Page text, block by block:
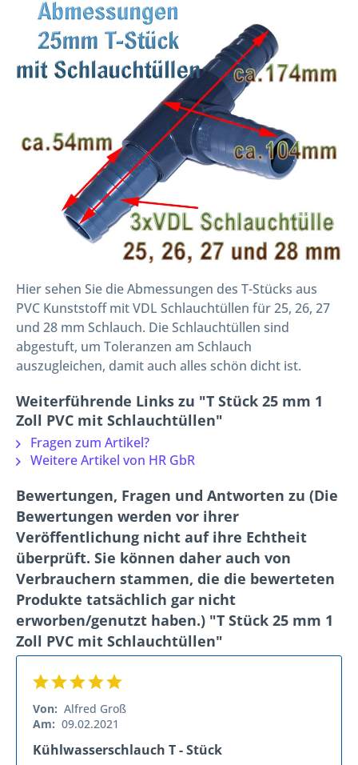
Hier sehen Sie die Abmessungen des T-Stücks aus
PVC Kunststoff mit VDL Schlauchtüllen für 25, 26, 27
und 28 mm Schlauch. Die Schlauchtüllen sind
abgestuft, um Toleranzen am Schlauch
auszugleichen, damit auch alles schön dicht ist.
Weiterführende Links zu "T Stück 25 mm 1
Zoll PVC mit Schlauchtüllen"
Fragen zum Artikel?
Weitere Artikel von HR GbR
Bewertungen, Fragen und Antworten zu (Die
Bewertungen werden vor ihrer
Veröffentlichung nicht auf ihre Echtheit
überprüft. Sie können daher auch von
Verbrauchern stammen, die die bewerteten
Produkte tatsächlich gar nicht
erworben/genutzt haben.) "T Stück 25 mm 1
Zoll PVC mit Schlauchtüllen"
Von: Alfred Groß
Am: 09.02.2021
Kühlwasserschlauch T - Stück